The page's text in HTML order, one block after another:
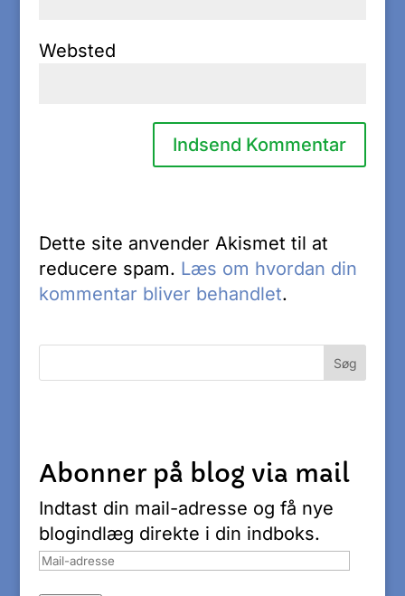
Websted
Dette site anvender Akismet til at
reducere spam. Læs om hvordan din
kommentar bliver behandlet.
Abonner på blog via mail
Indtast din mail-adresse og få nye
blogindlæg direkte i din indboks.
Mail-